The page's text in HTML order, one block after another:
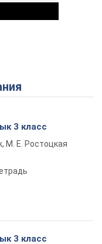
Video
3 класс
М. Е. Ростоцкая
3 класс